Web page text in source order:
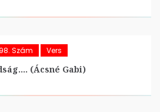
Szám Vers
(Ácsné Gabi)